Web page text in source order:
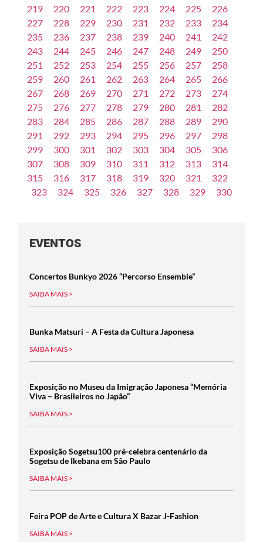
219 220 221 222 223 224 225
226
227
228 229 230 231 232 233
234
235
236 237 238 239 240 241
242
243
244 245 246 247 248 249
250
251
252 253 254 255 256 257
258
259
260 261 262 263 264 265
266
267
268 269 270 271 272 273
274
275
276 277 278 279 280 281
282
283
284 285 286 287 288 289
290
291
292 293 294 295 296 297
298
299
300 301 302 303 304 305
306
307
308 309 310 311 312 313
314
315
316 317 318 319 320 321
322
323
324 325 326 327 328 329 330
EVENTOS
Concertos Bunkyo 2026 “Percorso Ensemble”
SAIBA MAIS >
Bunka Matsuri – A Festa da Cultura Japonesa
SAIBA MAIS >
Exposição no Museu da Imigração Japonesa “Memória
Viva – Brasileiros no Japão”
SAIBA MAIS >
Exposição Sogetsu100 pré-celebra centenário da
Sogetsu de Ikebana em São Paulo
SAIBA MAIS >
Feira POP de Arte e Cultura X Bazar J-Fashion
SAIBA MAIS >